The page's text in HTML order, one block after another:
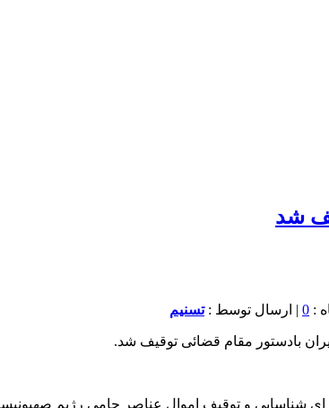
شد
0 | ارسال توسط :تسنیم
بادستور مقام قضائی توقیف شد.
و توقیف اموال عناصر حامی رژیم